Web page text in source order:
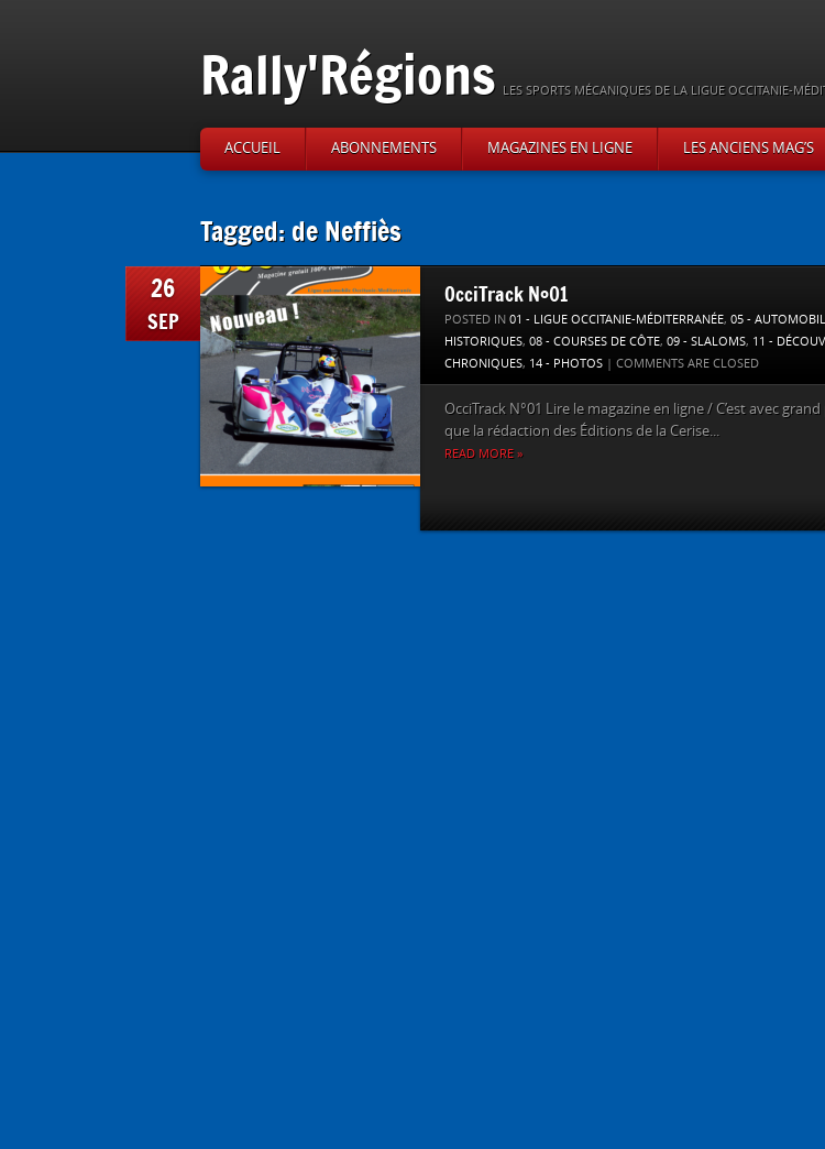
Rally'Régions LES SPORTS MÉCANIQUES DE LA LIGUE OCCITANIE-
ACCUEIL ABONNEMENTS MAGAZINES EN LIGNE LES ANCIENS MAG’S
Tagged: de Neffiès
26
SEP
OcciTrack N°01
POSTED IN 01 - LIGUE OCCITANIE-MÉDITERRANÉE, 05 -
HISTORIQUES, 08 - COURSES DE CÔTE, 09 - SLALOMS, 11 -
CHRONIQUES, 14 - PHOTOS | COMMENTS ARE CLOSED
OcciTrack N°01 Lire le magazine en ligne / C’est avec
que la rédaction des Éditions de la Cerise...
READ MORE »